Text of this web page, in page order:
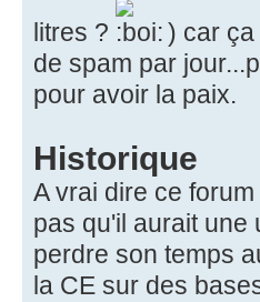
litres ?
) car ça
de spam par
pour avoir la paix.
Historique
A vrai dire ce
pas qu'il aurait une
perdre son temps
la CE sur des